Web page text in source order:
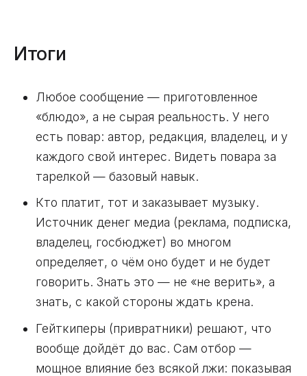
Итоги
Любое сообщение — приготовленное
«блюдо», а не сырая реальность. У него
есть повар: автор, редакция, владелец, и у
каждого свой интерес. Видеть повара за
тарелкой — базовый навык.
Кто платит, тот и заказывает музыку.
Источник денег медиа (реклама, подписка,
владелец, госбюджет) во многом
определяет, о чём оно будет и не будет
говорить. Знать это — не «не верить», а
знать, с какой стороны ждать крена.
Гейткиперы (привратники) решают, что
вообще дойдёт до вас. Сам отбор —
мощное влияние без всякой лжи: показывая